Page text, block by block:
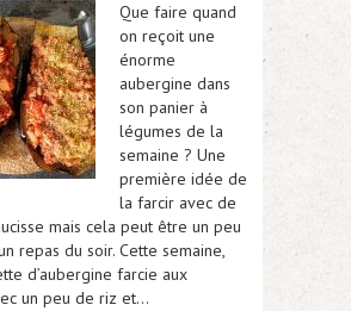
Que faire quand
on reçoit une
énorme
aubergine dans
son panier à
légumes de la
semaine ? Une
première idée de
la farcir avec de
mais cela peut être un peu
repas du soir. Cette semaine,
d’aubergine farcie aux
un peu de riz et…